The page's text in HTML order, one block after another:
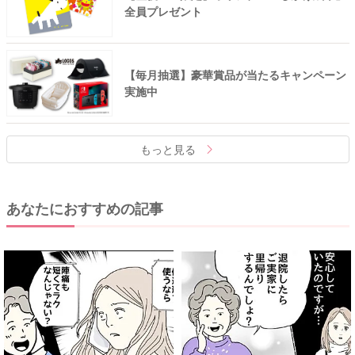
全員プレゼント
【毎月抽選】豪華賞品が当たるキャンペーン
実施中
もっと見る
あなたにおすすめの記事